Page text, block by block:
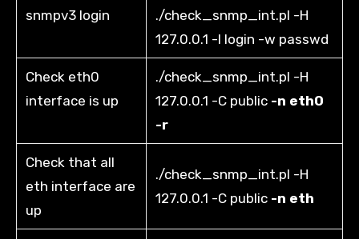
snmpv3 login
./check_snmp_int.pl -H
127.0.0.1 -l login -w passwd
Check eth0
interface is up
./check_snmp_int.pl -H
127.0.0.1 -C public -n eth0
-r
Check that all
eth interface are
up
./check_snmp_int.pl -H
127.0.0.1 -C public -n eth